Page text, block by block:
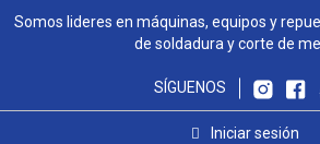
Somos lideres en máquinas, equipos y
de soldadura y corte de
SÍGUENOS
Iniciar sesión